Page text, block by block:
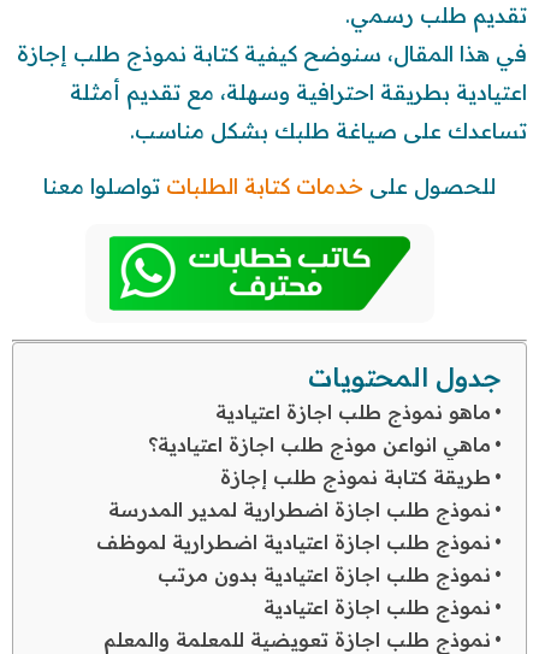
تقديم طلب رسمي.
في هذا المقال، سنوضح كيفية كتابة نموذج طلب إجازة
اعتيادية بطريقة احترافية وسهلة، مع تقديم أمثلة
تساعدك على صياغة طلبك بشكل مناسب.
للحصول على خدمات كتابة الطلبات تواصلوا معنا
جدول المحتويات
ماهو نموذج طلب اجازة اعتيادية
ماهي انواعن موذج طلب اجازة اعتيادية؟
طريقة كتابة نموذج طلب إجازة
نموذج طلب اجازة اضطرارية لمدير المدرسة
نموذج طلب اجازة اعتيادية اضطرارية لموظف
نموذج طلب اجازة اعتيادية بدون مرتب
نموذج طلب اجازة اعتيادية
نموذج طلب اجازة تعويضية للمعلمة والمعلم